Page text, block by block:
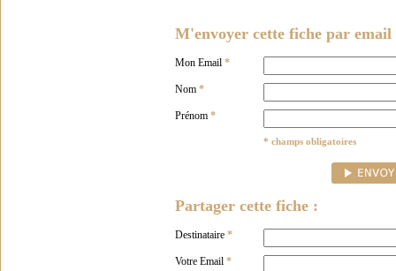
M'envoyer cette fiche par email
Mon Email *
Nom *
Prénom *
* champs obligatoires
Partager cette fiche :
Destinataire *
Votre Email *